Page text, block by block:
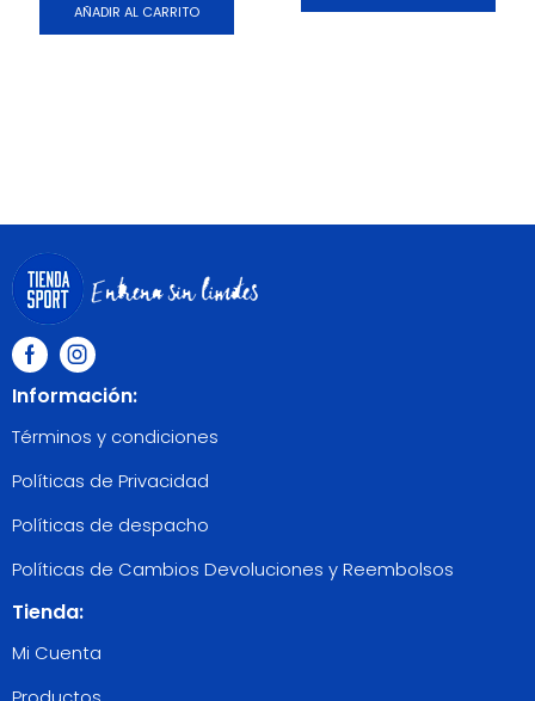
AÑADIR AL CARRITO
Información:
Términos y condiciones
Políticas de Privacidad
Políticas de despacho
Políticas de Cambios Devoluciones y Reembolsos
Tienda:
Mi Cuenta